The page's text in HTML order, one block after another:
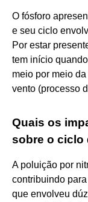
O fósforo
e seu ciclo
Por estar
tem início
meio por meio
vento (processo
Quais os
sobre o ciclo
A poluição por
contribuindo
que envolveu